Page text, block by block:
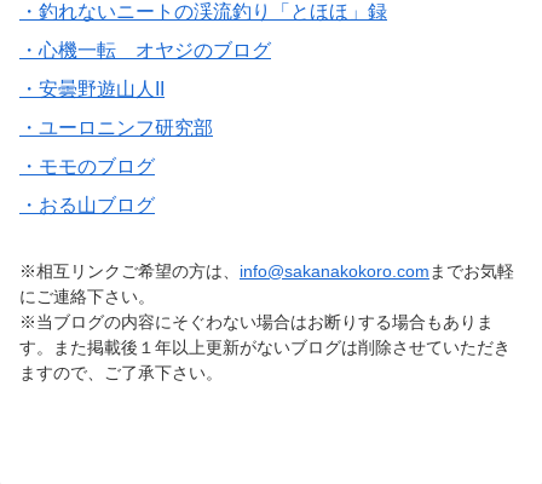
・釣れないニートの渓流釣り「とほほ」録
・心機一転 オヤジのブログ
・安曇野遊山人II
・ユーロニンフ研究部
・モモのブログ
・おる山ブログ
※相互リンクご希望の方は、 info@sakanakokoro.comまでお気軽
にご連絡下さい。
※当ブログの内容にそぐわない場合はお断りする場合もありま
す。また掲載後１年以上更新がないブログは削除させていただき
ますので、ご了承下さい。